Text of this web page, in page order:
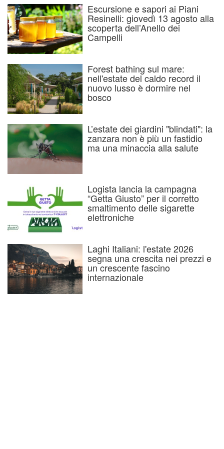
Escursione e sapori ai Piani
Resinelli: giovedì 13 agosto alla
scoperta dell’Anello dei
Campelli
Forest bathing sul mare:
nell'estate del caldo record il
nuovo lusso è dormire nel
bosco
L’estate dei giardini "blindati": la
zanzara non è più un fastidio
ma una minaccia alla salute
Logista lancia la campagna
“Getta Giusto” per il corretto
smaltimento delle sigarette
elettroniche
Laghi Italiani: l'estate 2026
segna una crescita nei prezzi e
un crescente fascino
internazionale